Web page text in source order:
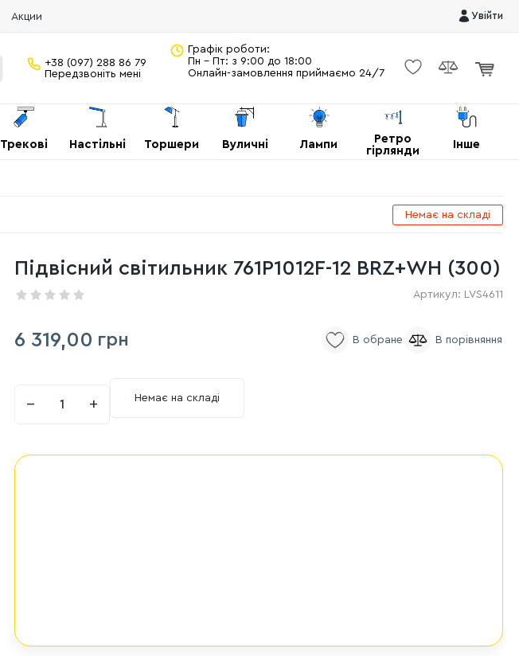
Акции Увійти
+38 (097) 288 86 79
Передзвоніть мені
Графік роботи:
Пн - Пт: з 9:00 до 18:00
Онлайн-замовлення приймаємо 24/7
Трекові Настільні Торшери Вуличні Лампи
Ретро
гірлянди
Інше
Немає на складі
Підвісний світильник 761P1012F-12 BRZ+WH (300)
Артикул: LVS4611
6 319,00 грн
− + Немає на складі